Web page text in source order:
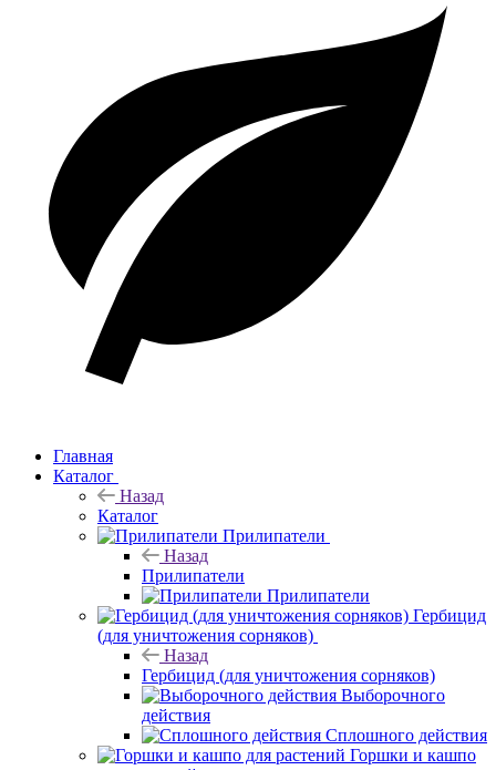
Главная
Каталог
Назад
Каталог
Прилипатели
Назад
Прилипатели
Прилипатели
Гербицид
(для уничтожения сорняков)
Назад
Гербицид (для уничтожения сорняков)
Выборочного
действия
Сплошного действия
Горшки и кашпо